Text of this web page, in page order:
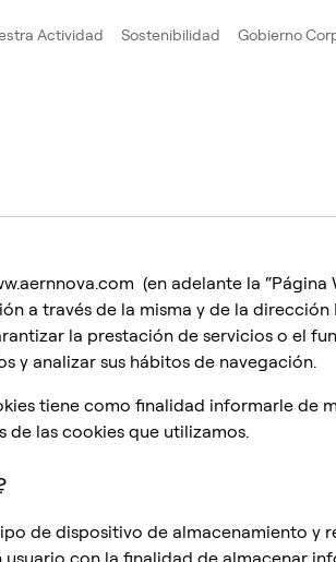
Actividad Sostenibilidad Gobierno
(en adelante la “Página
a través de la misma y de la
la prestación de servicios o el
y analizar sus hábitos de navegación.
tiene como finalidad informarle de
las cookies que utilizamos.
de dispositivo de almacenamiento y
con la finalidad de almacenar